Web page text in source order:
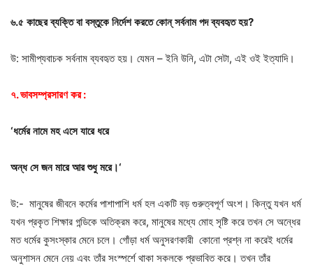
৬.৫ কাছের ব্যক্তি বা বস্তুকে নির্দেশ করতে কোন্ সর্বনাম পদ ব্যবহৃত হয়?
উ: সামীপ্যবাচক সর্বনাম ব্যবহৃত হয়। যেমন – ইনি উনি, এটা সেটা, এই ওই ইত্যাদি।
৭.ভাবসম্প্রসারণ কর:
‘ধর্মের নামে মহ এসে যারে ধরে
অন্ধ সে জন মারে আর শুধু মরে।‘
উ:- মানুষের জীবনে কর্মের পাশাপাশি ধর্ম হল একটি বড় গুরুত্বপূর্ণ অংশ। কিন্তু যখন ধর্ম
যখন প্রকৃত শিক্ষার গন্ডিকে অতিক্রম করে, মানুষের মধ্যে মোহ সৃষ্টি করে তখন সে অন্ধের
মত ধর্মের কুসংস্কার মেনে চলে। গোঁড়া ধর্ম অনুসরণকারী কোনো প্রশ্ন না করেই ধর্মের
অনুশাসন মেনে নেয় এবং তাঁর সংস্পর্শে থাকা সকলকে প্রভাবিত করে। তখন তাঁর